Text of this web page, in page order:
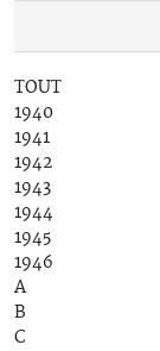
TOUT
1940
1941
1942
1943
1944
1945
1946
A
B
C